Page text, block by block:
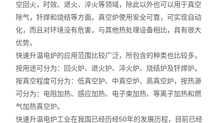
型砂型壳铸造仪器
实验电炉
实验室制样及研磨设备
混凝土、岩土检测仪
直读式透气性测定仪
空回火，时效、退火、淬火等领域，除此以外也可以用于真空
除气，钎焊和烧结等方面。真空炉使用安全可靠，可实现自动
化，而且对环境没有危害，与其他热处理设备相比，具有很大
优势。
快速升温电炉的应用范围比较广泛，所包含的种类也比较多，
按用途可分为：回火炉、退火护、淬火炉、烧结炉及钎焊炉。
按真空程度可分为：低真空护、中真空炉、高真空炉，按热源
可分为：电阻加热、感应加热、电子束加热、等离子加热和燃
气加热真空炉。
快速升温电炉工业在我国已经历经50年的发展历程，目前已经